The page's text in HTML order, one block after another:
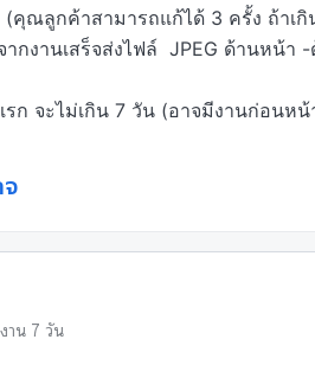
(คุณลูกค้าสามารถแก้ได้ 3 ครั้ง ถ้าเ
กงานเสร็จส่งไฟล์  JPEG ด้านหน้า
ก จะไม่เกิน 7 วัน (อาจมีงานก่อนห
าน 7 วัน